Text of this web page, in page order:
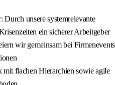
Durch unsere systemrelevante
ein sicherer Arbeitgeber
wir gemeinsam bei Firmenevents
flachen Hierarchien sowie agile